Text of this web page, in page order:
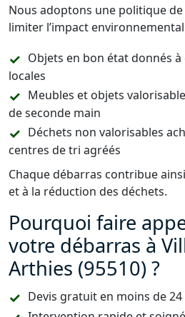
Nous adoptons une politique
limiter l’impact
Objets en bon état donnés
locales
Meubles et objets
de seconde main
Déchets non valorisables
centres de tri agréés
Chaque débarras contribue
et à la réduction des déchets.
Pourquoi faire
votre débarras à
Arthies (95510) ?
Devis gratuit en moins de